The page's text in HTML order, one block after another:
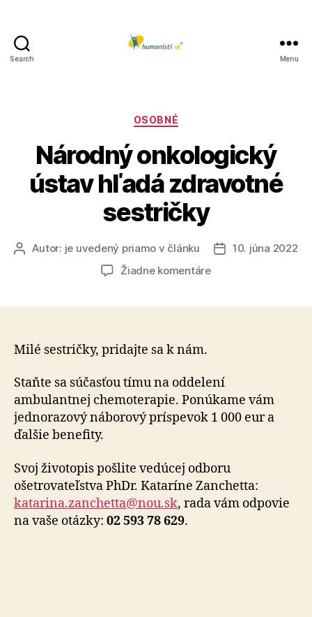
Search Menu
Kategórie
OSOBNÉ
Národný onkologický
ústav hľadá zdravotné
sestričky
AutorAutor: je uvedený priamo v článku
Dátum
10. júna 2022
Žiadne komentárena
Milé sestričky, pridajte sa k nám.
Staňte sa súčasťou tímu na oddelení
ambulantnej chemoterapie. Ponúkame vám
jednorazový náborový príspevok 1 000 eur a
ďalšie benefity.
Svoj životopis pošlite vedúcej odboru
ošetrovateľstva PhDr. Kataríne Zanchetta:
katarina.zanchetta@nou.sk, rada vám odpovie
na vaše otázky: 02 593 78 629.